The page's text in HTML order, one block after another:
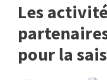
Les
pour la